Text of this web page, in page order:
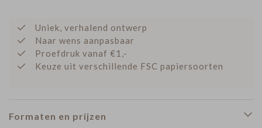
Uniek, verhalend ontwerp
Naar wens aanpasbaar
Proefdruk vanaf €1,-
Keuze uit verschillende FSC papiersoorten
Formaten en prijzen